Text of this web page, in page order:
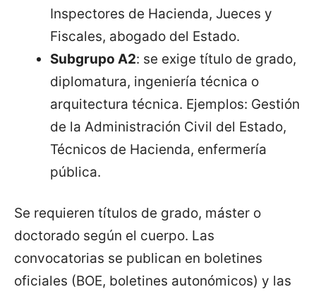
Inspectores de Hacienda, Jueces y
Fiscales, abogado del Estado.
Subgrupo A2: se exige título de grado,
diplomatura, ingeniería técnica o
arquitectura técnica. Ejemplos: Gestión
de la Administración Civil del Estado,
Técnicos de Hacienda, enfermería
pública.
Se requieren títulos de grado, máster o
doctorado según el cuerpo. Las
convocatorias se publican en boletines
oficiales (BOE, boletines autonómicos) y las